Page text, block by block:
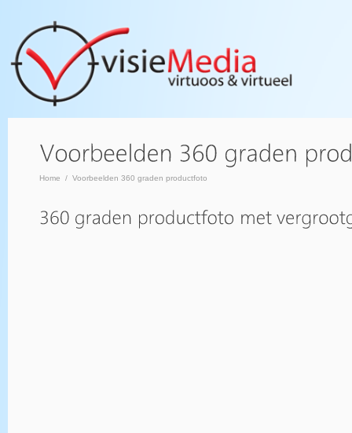
Home / Voorbeelden 360 graden productfoto